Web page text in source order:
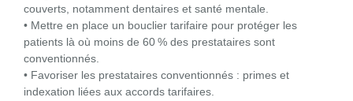
couverts, notamment dentaires et santé mentale.
• Mettre en place un bouclier tarifaire pour protéger les
patients là où moins de 60 % des prestataires sont
conventionnés.
• Favoriser les prestataires conventionnés : primes et
indexation liées aux accords tarifaires.